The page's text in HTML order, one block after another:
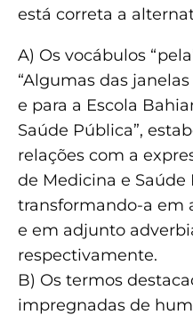
está correta a
A) Os vocábulos
“Algumas das
e para a Escola
Saúde Pública”,
relações com a
de Medicina e Saúde
transformando-a em
e em adjunto
respectivamente.
B) Os termos
impregnadas de